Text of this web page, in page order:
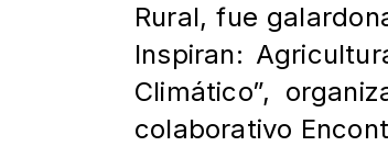
Rural, fue
Inspiran:
Climático”,
colaborativo